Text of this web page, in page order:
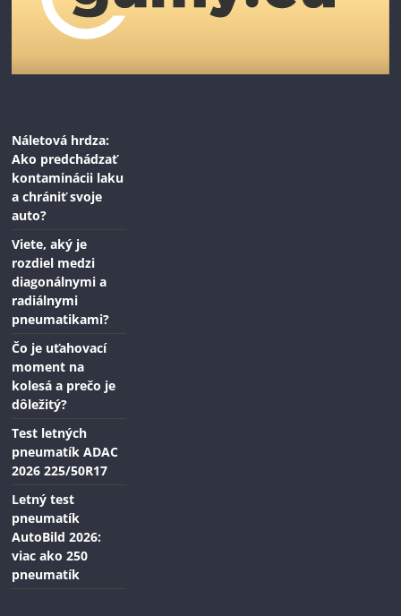
Náletová hrdza:
Ako predchádzať
kontaminácii laku
a chrániť svoje
auto?
Viete, aký je
rozdiel medzi
diagonálnymi a
radiálnymi
pneumatikami?
Čo je uťahovací
moment na
kolesá a prečo je
dôležitý?
Test letných
pneumatík ADAC
2026 225/50R17
Letný test
pneumatík
AutoBild 2026:
viac ako 250
pneumatík